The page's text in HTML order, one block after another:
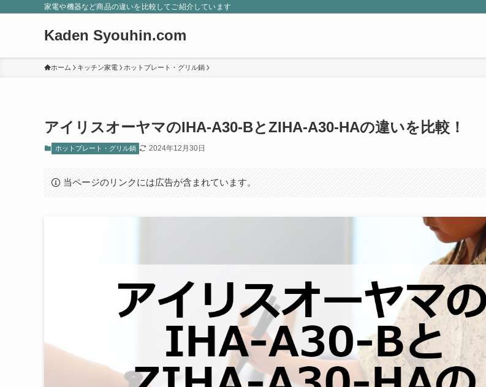
家電や機器など商品の違いを比較してご紹介しています
Kaden Syouhin.com
ホーム キッチン家電 ホットプレート・グリル鍋
アイリスオーヤマのIHA-A30-BとZIHA-A30-HAの違いを比較！
ホットプレート・グリル鍋 2024年12月30日
当ページのリンクには広告が含まれています。